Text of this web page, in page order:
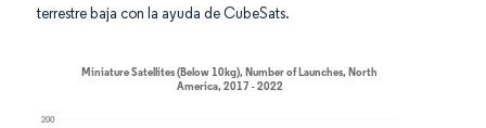
terrestre baja con la ayuda de CubeSats.